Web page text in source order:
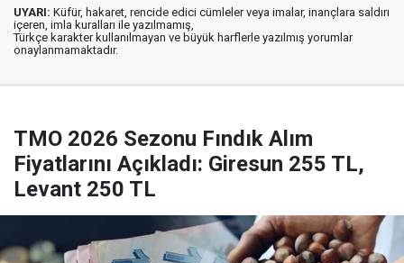
UYARI: Küfür, hakaret, rencide edici cümleler veya imalar, inançlara saldırı
içeren, imla kuralları ile yazılmamış,
Türkçe karakter kullanılmayan ve büyük harflerle yazılmış yorumlar
onaylanmamaktadır.
TMO 2026 Sezonu Fındık Alım
Fiyatlarını Açıkladı: Giresun 255 TL,
Levant 250 TL